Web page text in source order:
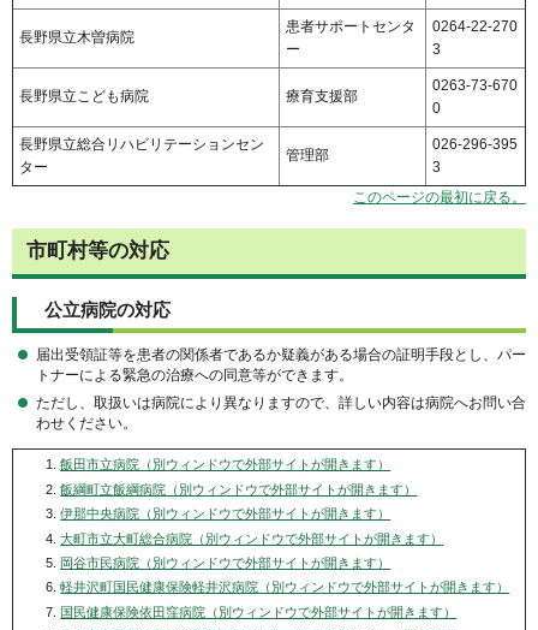
長野県立木曽病院
患者サポートセンタ
ー
0264-22-270
3
長野県立こども病院 療育支援部
0263-73-670
0
長野県立総合リハビリテーションセン
ター
管理部
026-296-395
3
このページの最初に戻る。
市町村等の対応
公立病院の対応
届出受領証等を患者の関係者であるか疑義がある場合の証明手段とし、パー
トナーによる緊急の治療への同意等ができます。
ただし、取扱いは病院により異なりますので、詳しい内容は病院へお問い合
わせください。
飯田市立病院（別ウィンドウで外部サイトが開きます）
飯綱町立飯綱病院（別ウィンドウで外部サイトが開きます）
伊那中央病院（別ウィンドウで外部サイトが開きます）
大町市立大町総合病院（別ウィンドウで外部サイトが開きます）
岡谷市民病院（別ウィンドウで外部サイトが開きます）
軽井沢町国民健康保険軽井沢病院（別ウィンドウで外部サイトが開きます）
国民健康保険依田窪病院（別ウィンドウで外部サイトが開きます）